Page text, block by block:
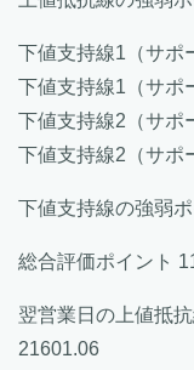
下値支持線1（サポ
下値支持線1（サポ
下値支持線2（サポ
下値支持線2（サポ
下値支持線の強弱
総合評価ポイント
翌営業日の上値抵
21601.06